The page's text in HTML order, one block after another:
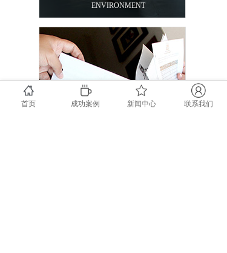
ENVIRONMENT
首页 成功案例 新闻中心 联系我们